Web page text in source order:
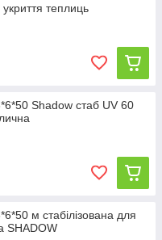
теплиць
Shadow стаб UV 60
м стабілізована для
SHADOW